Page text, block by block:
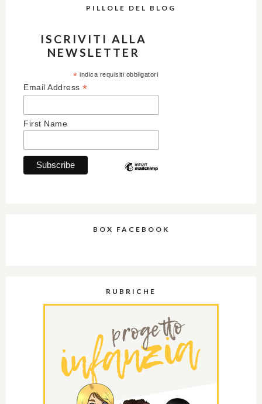
PILLOLE DEL BLOG
ISCRIVITI ALLA
NEWSLETTER
* indica requisiti obbligatori
Email Address *
First Name
BOX FACEBOOK
RUBRICHE